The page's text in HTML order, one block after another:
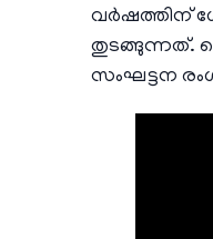
വർഷത്തിന്
തുടങ്ങുന്നത്.
സംഘട്ടന